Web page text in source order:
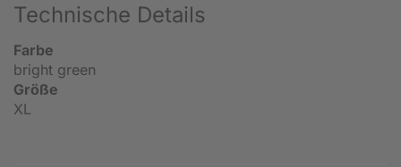
Technische Details
Farbe
bright green
Größe
XL